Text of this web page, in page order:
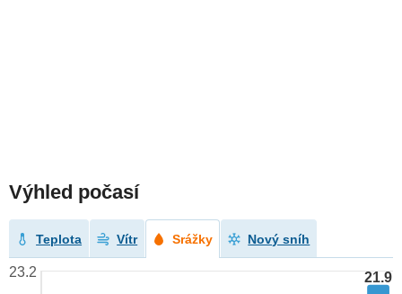
Výhled počasí
Teplota Vítr Srážky Nový sníh
21.9
23.2